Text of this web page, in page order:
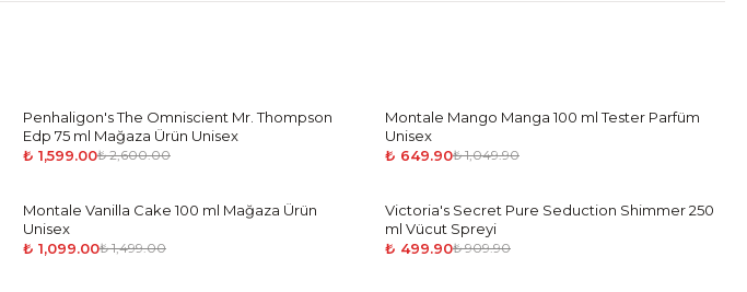
-39%
Penhaligon's The Omniscient Mr. Thompson
Edp 75 ml Mağaza Ürün Unisex
₺ 1,599.00₺ 2,600.00
-38%
Montale Mango Manga 100 ml Tester Parfüm
Unisex
₺ 649.90₺ 1,049.90
-27%
Montale Vanilla Cake 100 ml Mağaza Ürün
Unisex
₺ 1,099.00₺ 1,499.00
-45%
Victoria's Secret Pure Seduction Shimmer 250
ml Vücut Spreyi
₺ 499.90₺ 909.90